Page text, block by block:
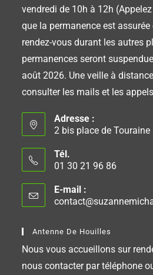
vendredi de 10h à 12h
que la permanence est
rendez-vous durant les autres
permanences seront
août 2026. Une veille à
consulter les mails et les
Adresse :
2 bis place de
Tél.
01 30 21 96 86
E-mail :
Antenne De Houilles
Nous vous accueillons sur
nous contacter par téléphone